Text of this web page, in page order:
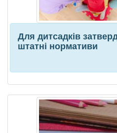
Для дитсадків
штатні нормативи